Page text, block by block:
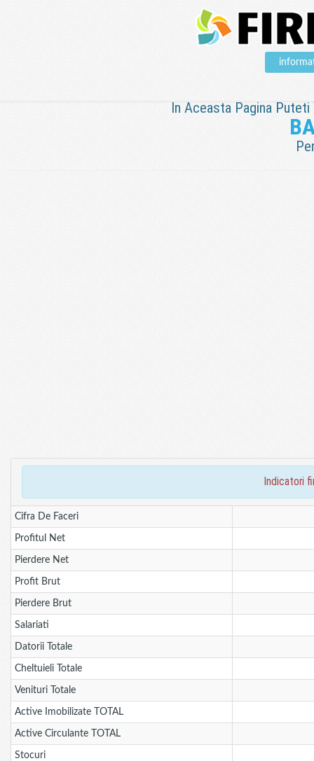
In Aceasta Pagina
indicatori
Cifra De Faceri
Profitul Net
Pierdere Net
Profit Brut
Pierdere Brut
Salariati
Datorii Totale
Cheltuieli Totale
Venituri Totale
Active Imobilizate TOTAL
Active Circulante TOTAL
Stocuri